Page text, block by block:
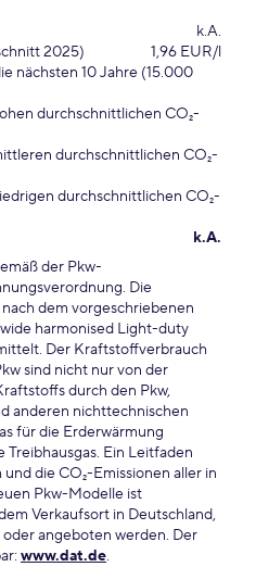
k.A.
2025)
1,96 EUR/l
nächsten 10 Jahre (15.000
durchschnittlichen CO₂-
durchschnittlichen CO₂-
durchschnittlichen CO₂-
k.A.
der Pkw-
Die
dem vorgeschriebenen
harmonised Light-duty
Der Kraftstoffverbrauch
sind nicht nur von der
durch den Pkw,
anderen nichttechnischen
für die Erderwärmung
Ein Leitfaden
die CO₂-Emissionen aller in
Pkw-Modelle ist
Verkaufsort in Deutschland,
angeboten werden. Der
www.dat.de.